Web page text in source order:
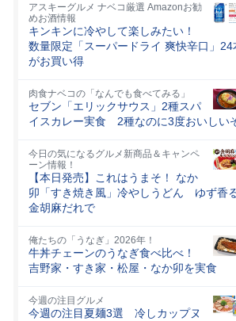
アスキーグルメ ナベコ厳選 Amazonお勧
めお酒情報
キンキンに冷やして楽しみたい！
数量限定「スーパードライ 爽快辛口」24
がお買い得
肉食ナベコの「なんでも食べてみる」
セブン「エリックサウス」2種スパ
イスカレー実食 2種なのに3度おいしい
今日の気になるグルメ新商品＆キャンペ
ーン情報！
【本日発売】これはうまそ！ なか
卯「すき焼き風」冷やしうどん ゆず香
金胡麻だれで
俺たちの「うなぎ」2026年！
牛丼チェーンのうなぎ食べ比べ！
吉野家・すき家・松屋・なか卯を実食
今週の注目グルメ
今週の注目夏麺3選 冷しカップヌ